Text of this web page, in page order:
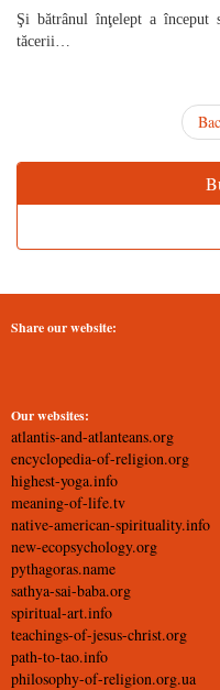
Şi bătrânul înţelept a început
tăcerii…
Share our website:
Our websites:
atlantis-and-atlanteans.org
encyclopedia-of-religion.org
highest-yoga.info
meaning-of-life.tv
native-american-spirituality.info
new-ecopsychology.org
pythagoras.name
sathya-sai-baba.org
spiritual-art.info
teachings-of-jesus-christ.org
path-to-tao.info
philosophy-of-religion.org.ua